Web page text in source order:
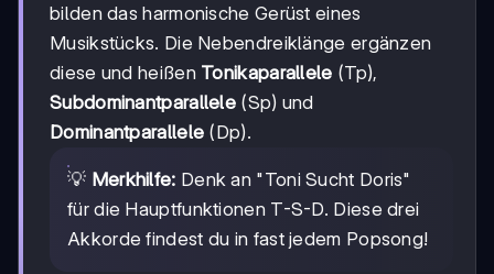
bilden das harmonische Gerüst eines
Musikstücks. Die Nebendreiklänge ergänzen
diese und heißen Tonikaparallele (Tp),
Subdominantparallele (Sp) und
Dominantparallele (Dp).
💡 Merkhilfe: Denk an "Toni Sucht Doris"
für die Hauptfunktionen T-S-D. Diese drei
Akkorde findest du in fast jedem Popsong!